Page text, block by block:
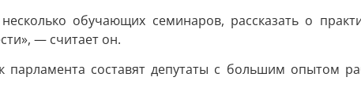
обучающих семинаров, рассказать о
— считает он.
парламента составят депутаты с большим опытом